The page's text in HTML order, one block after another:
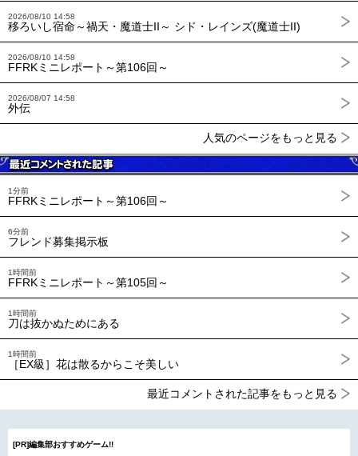
2026/08/10 14:58
移ろいし宿命～禍天・魔道士II～ シド・レインズ(魔道士II)
2026/08/10 14:58
FFRKミニレポート～第106回～
2026/08/07 14:58
外伝
人気のページをもっと見る
1分前
FFRKミニレポート～第106回～
6分前
フレンド募集掲示板
1時間前
FFRKミニレポート～第105回～
1時間前
刀は抜かぬためにある
1時間前
［EX級］花は散るからこそ美しい
最近コメントされた記事をもっと見る
[PR]編集部おすすめゲーム!!